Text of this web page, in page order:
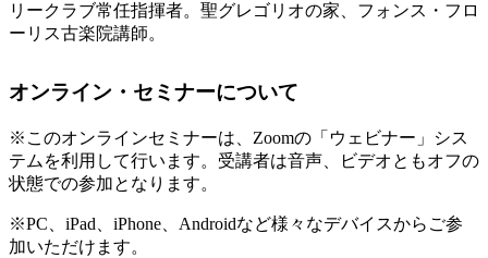
リークラブ常任指揮者。聖グレゴリオの家、フォンス・フロ
ーリス古楽院講師。
オンライン・セミナーについて
※このオンラインセミナーは、Zoomの「ウェビナー」シス
テムを利用して行います。受講者は音声、ビデオともオフの
状態での参加となります。
※PC、iPad、iPhone、Androidなど様々なデバイスからご参
加いただけます。